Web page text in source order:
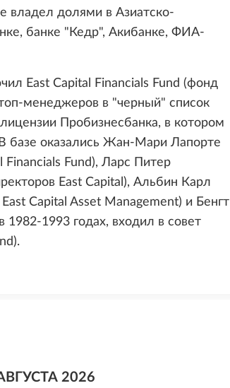
владел долями в Азиатско-
банке "Кедр", Акибанке, ФИА-
East Capital Financials Fund (фонд
менеджеров в "черный" список
Пробизнесбанка, в котором
базе оказались Жан-Мари Лапорте
Financials Fund), Ларс Питер
East Capital), Альбин Карл
Capital Asset Management) и Бенгт
1993 годах, входил в совет
2026